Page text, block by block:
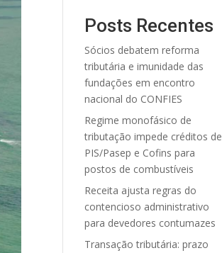
Posts Recentes
Sócios debatem reforma
tributária e imunidade das
fundações em encontro
nacional do CONFIES
Regime monofásico de
tributação impede créditos de
PIS/Pasep e Cofins para
postos de combustíveis
Receita ajusta regras do
contencioso administrativo
para devedores contumazes
Transação tributária: prazo